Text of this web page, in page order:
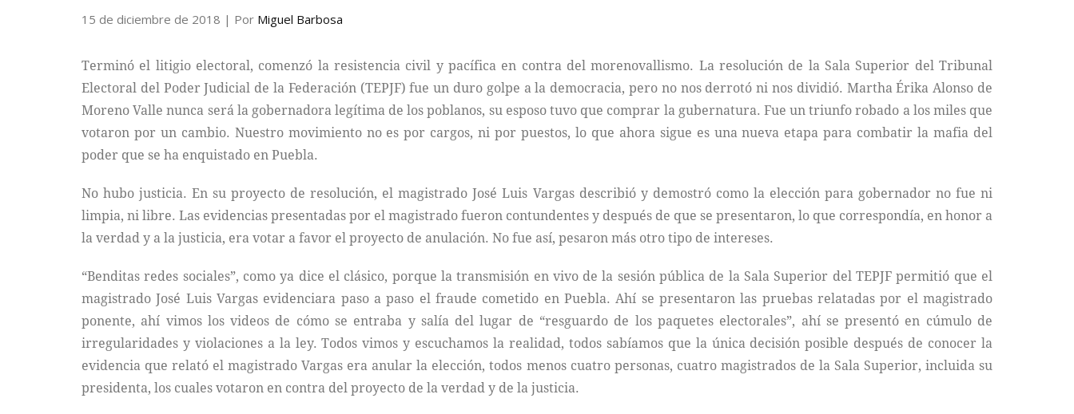
15 de diciembre de 2018 | Por Miguel Barbosa
Terminó el litigio electoral, comenzó la resistencia civil y pacífica en contra del morenovallismo. La resolución de la Sala Superior del Tribunal
Electoral del Poder Judicial de la Federación (TEPJF) fue un duro golpe a la democracia, pero no nos derrotó ni nos dividió. Martha Érika Alonso de
Moreno Valle nunca será la gobernadora legítima de los poblanos, su esposo tuvo que comprar la gubernatura. Fue un triunfo robado a los miles que
votaron por un cambio. Nuestro movimiento no es por cargos, ni por puestos, lo que ahora sigue es una nueva etapa para combatir la mafia del
poder que se ha enquistado en Puebla.
No hubo justicia. En su proyecto de resolución, el magistrado José Luis Vargas describió y demostró como la elección para gobernador no fue ni
limpia, ni libre. Las evidencias presentadas por el magistrado fueron contundentes y después de que se presentaron, lo que correspondía, en honor a
la verdad y a la justicia, era votar a favor el proyecto de anulación. No fue así, pesaron más otro tipo de intereses.
“Benditas redes sociales”, como ya dice el clásico, porque la transmisión en vivo de la sesión pública de la Sala Superior del TEPJF permitió que el
magistrado José Luis Vargas evidenciara paso a paso el fraude cometido en Puebla. Ahí se presentaron las pruebas relatadas por el magistrado
ponente, ahí vimos los videos de cómo se entraba y salía del lugar de “resguardo de los paquetes electorales”, ahí se presentó en cúmulo de
irregularidades y violaciones a la ley. Todos vimos y escuchamos la realidad, todos sabíamos que la única decisión posible después de conocer la
evidencia que relató el magistrado Vargas era anular la elección, todos menos cuatro personas, cuatro magistrados de la Sala Superior, incluida su
presidenta, los cuales votaron en contra del proyecto de la verdad y de la justicia.